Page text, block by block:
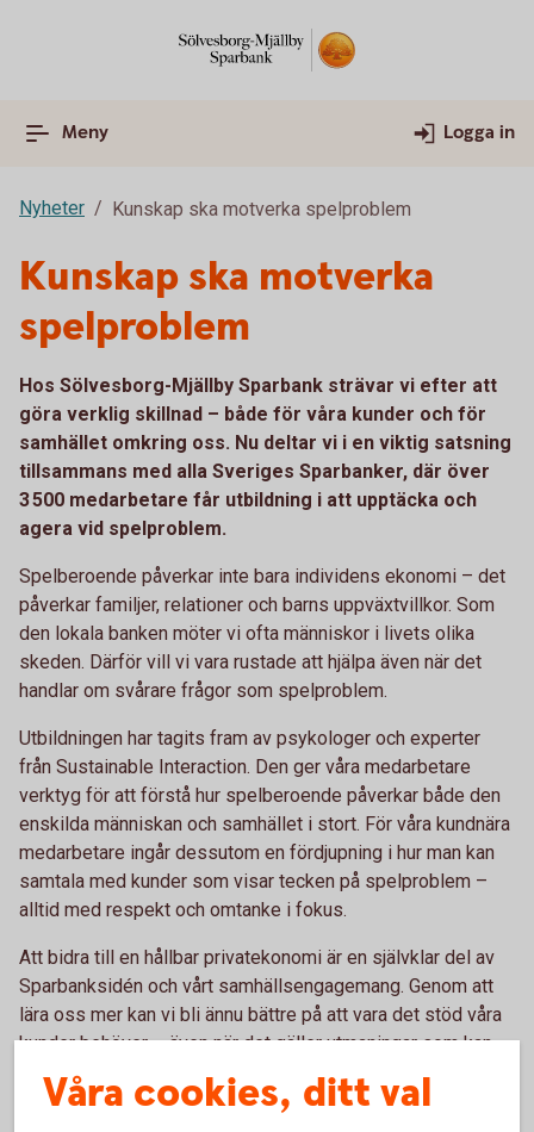
Meny Logga in
Nyheter Kunskap ska motverka spelproblem
Kunskap ska motverka
spelproblem
Hos Sölvesborg-Mjällby Sparbank strävar vi efter att
göra verklig skillnad – både för våra kunder och för
samhället omkring oss. Nu deltar vi i en viktig satsning
tillsammans med alla Sveriges Sparbanker, där över
3 500 medarbetare får utbildning i att upptäcka och
agera vid spelproblem.
Spelberoende påverkar inte bara individens ekonomi – det
påverkar familjer, relationer och barns uppväxtvillkor. Som
den lokala banken möter vi ofta människor i livets olika
skeden. Därför vill vi vara rustade att hjälpa även när det
handlar om svårare frågor som spelproblem.
Utbildningen har tagits fram av psykologer och experter
från Sustainable Interaction. Den ger våra medarbetare
verktyg för att förstå hur spelberoende påverkar både den
enskilda människan och samhället i stort. För våra kundnära
medarbetare ingår dessutom en fördjupning i hur man kan
samtala med kunder som visar tecken på spelproblem –
alltid med respekt och omtanke i fokus.
Att bidra till en hållbar privatekonomi är en självklar del av
Sparbanksidén och vårt samhällsengagemang. Genom att
lära oss mer kan vi bli ännu bättre på att vara det stöd våra
kunder behöver – även när det gäller utmaningar som kan
kännas svåra att prata om.
Vi är därför stolta över att vara en del av denna satsning,
Våra cookies, ditt val